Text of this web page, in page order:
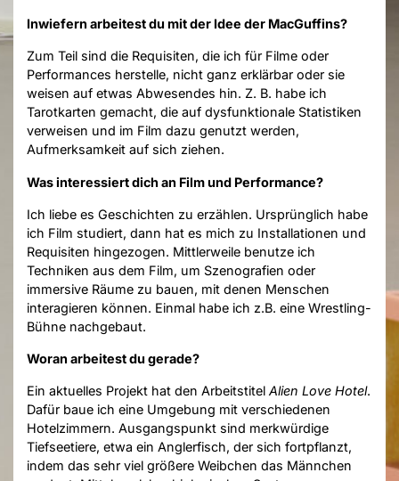
Inwiefern arbeitest du mit der Idee der MacGuffins?
Zum Teil sind die Requisiten, die ich für Filme oder
Performances herstelle, nicht ganz erklärbar oder sie
weisen auf etwas Abwesendes hin. Z. B. habe ich
Tarotkarten gemacht, die auf dysfunktionale Statistiken
verweisen und im Film dazu genutzt werden,
Aufmerksamkeit auf sich ziehen.
Was interessiert dich an Film und Performance?
Ich liebe es Geschichten zu erzählen. Ursprünglich habe
ich Film studiert, dann hat es mich zu Installationen und
Requisiten hingezogen. Mittlerweile benutze ich
Techniken aus dem Film, um Szenografien oder
immersive Räume zu bauen, mit denen Menschen
interagieren können. Einmal habe ich z.B. eine Wrestling-
Bühne nachgebaut.
Woran arbeitest du gerade?
Ein aktuelles Projekt hat den ArbeitstitelAlien Love Hotel.
Dafür baue ich eine Umgebung mit verschiedenen
Hotelzimmern. Ausgangspunkt sind merkwürdige
Tiefseetiere, etwa ein Anglerfisch, der sich fortpflanzt,
indem das sehr viel größere Weibchen das Männchen